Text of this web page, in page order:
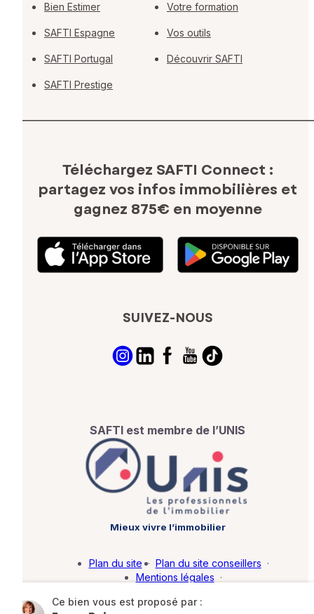
Ce bien vous est proposé par :
Bien Estimer
SAFTI Espagne
SAFTI Portugal
SAFTI Prestige
Votre formation
Vos outils
Découvrir SAFTI
Téléchargez SAFTI Connect :
partagez vos infos immobilières et
gagnez 875€ en moyenne
SUIVEZ-NOUS
SAFTI est membre de l’UNIS
Mieux vivre l’immobilier
Plan du site · Plan du site conseillers ·
Mentions légales ·
Barème d'honoraires · Paramétrer mes cookies